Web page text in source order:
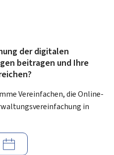
der digitalen
beitragen und Ihre
Vereinfachen, die Online-
in